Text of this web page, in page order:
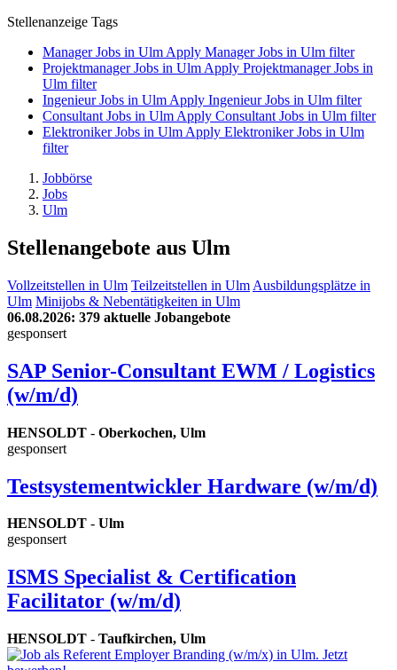
Stellenanzeige Tags
Manager Jobs in Ulm Apply Manager Jobs in Ulm filter
Projektmanager Jobs in Ulm Apply Projektmanager Jobs in
Ulm filter
Ingenieur Jobs in Ulm Apply Ingenieur Jobs in Ulm filter
Consultant Jobs in Ulm Apply Consultant Jobs in Ulm filter
Elektroniker Jobs in Ulm Apply Elektroniker Jobs in Ulm
filter
Jobbörse
Jobs
Ulm
Stellenangebote aus Ulm
Vollzeitstellen in Ulm Teilzeitstellen in Ulm Ausbildungsplätze in
Ulm Minijobs & Nebentätigkeiten in Ulm
06.08.2026: 379 aktuelle Jobangebote
gesponsert
SAP Senior-Consultant EWM / Logistics
(w/m/d)
HENSOLDT - Oberkochen, Ulm
gesponsert
Testsystementwickler Hardware (w/m/d)
HENSOLDT - Ulm
gesponsert
ISMS Specialist & Certification
Facilitator (w/m/d)
HENSOLDT - Taufkirchen, Ulm